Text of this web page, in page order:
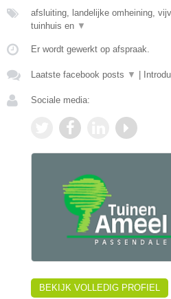
afsluiting, landelijke omheining,
tuinhuis en ▼
Er wordt gewerkt op afspraak.
Laatste facebook posts ▼
Sociale media:
BEKIJK VOLLEDIG PROFIEL